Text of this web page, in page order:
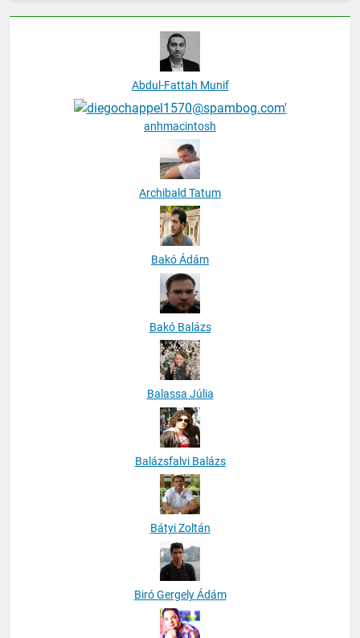
Abdul-Fattah Munif
anhmacintosh
Archibald Tatum
Bakó Ádám
Bakó Balázs
Balassa Júlia
Balázsfalvi Balázs
Bátyi Zoltán
Biró Gergely Ádám